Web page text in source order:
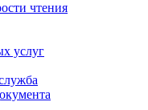
чтения
услуг